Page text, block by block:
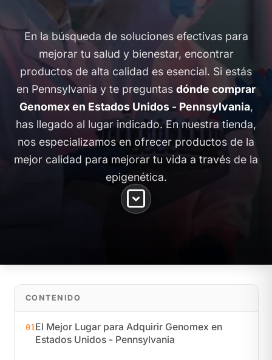
En la búsqueda de soluciones efectivas para
mejorar tu salud y bienestar, encontrar
productos de alta calidad es esencial. Si estás
en Pennsylvania y te preguntas dónde comprar
Genomex en Estados Unidos - Pennsylvania,
has llegado al lugar indicado. En nuestra tienda,
nos especializamos en ofrecer productos de la
mejor calidad para mejorar tu vida a través de la
epigenética.
CONTENIDO
01El Mejor Lugar para Adquirir Genomex en
Estados Unidos - Pennsylvania